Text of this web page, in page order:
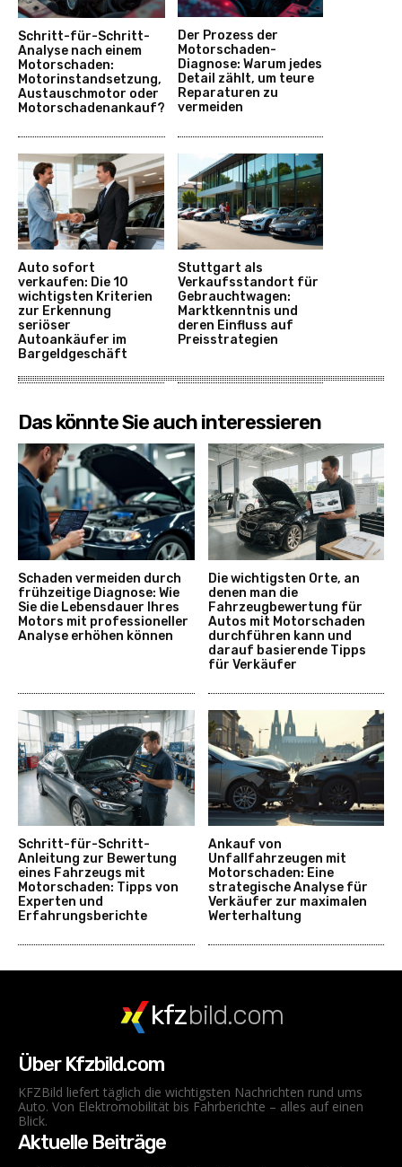
Schritt-für-Schritt-
Analyse nach einem
Motorschaden:
Motorinstandsetzung,
Austauschmotor oder
Motorschadenankauf?
Der Prozess der
Motorschaden-
Diagnose: Warum jedes
Detail zählt, um teure
Reparaturen zu
vermeiden
Auto sofort
verkaufen: Die 10
wichtigsten Kriterien
zur Erkennung
seriöser
Autoankäufer im
Bargeldgeschäft
Stuttgart als
Verkaufsstandort für
Gebrauchtwagen:
Marktkenntnis und
deren Einfluss auf
Preisstrategien
Das könnte Sie auch interessieren
Schaden vermeiden durch
frühzeitige Diagnose: Wie
Sie die Lebensdauer Ihres
Motors mit professioneller
Analyse erhöhen können
Die wichtigsten Orte, an
denen man die
Fahrzeugbewertung für
Autos mit Motorschaden
durchführen kann und
darauf basierende Tipps
für Verkäufer
Schritt-für-Schritt-
Anleitung zur Bewertung
eines Fahrzeugs mit
Motorschaden: Tipps von
Experten und
Erfahrungsberichte
Ankauf von
Unfallfahrzeugen mit
Motorschaden: Eine
strategische Analyse für
Verkäufer zur maximalen
Werterhaltung
kfzbild.com
Über Kfzbild.com
KFZBild liefert täglich die wichtigsten Nachrichten rund ums
Auto. Von Elektromobilität bis Fahrberichte – alles auf einen
Blick.
Aktuelle Beiträge